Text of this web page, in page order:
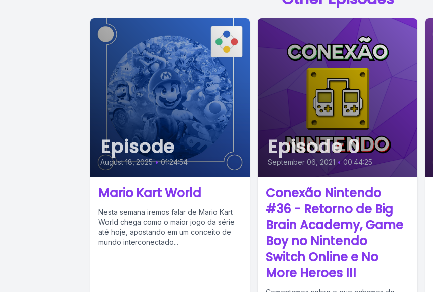
Episode
August 18, 2025 • 01:24:54
Mario Kart World
Nesta semana iremos falar de Mario Kart
World chega como o maior jogo da série
até hoje, apostando em um conceito de
mundo interconectado...
Episode 0
September 06, 2021 • 00:44:25
Conexão Nintendo
#36 - Retorno de Big
Brain Academy, Game
Boy no Nintendo
Switch Online e No
More Heroes III